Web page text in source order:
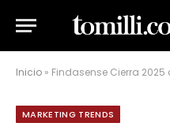
Inicio » Findasense Cierra
MARKETING TRENDS